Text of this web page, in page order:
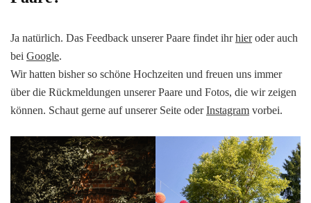
Ja natürlich. Das Feedback unserer Paare findet ihrhieroder auch
bei Google.
Wir hatten bisher so schöne Hochzeiten und freuen uns immer
über die Rückmeldungen unserer Paare und Fotos, die wir zeigen
können. Schaut gerne auf unserer Seite oderInstagram vorbei.